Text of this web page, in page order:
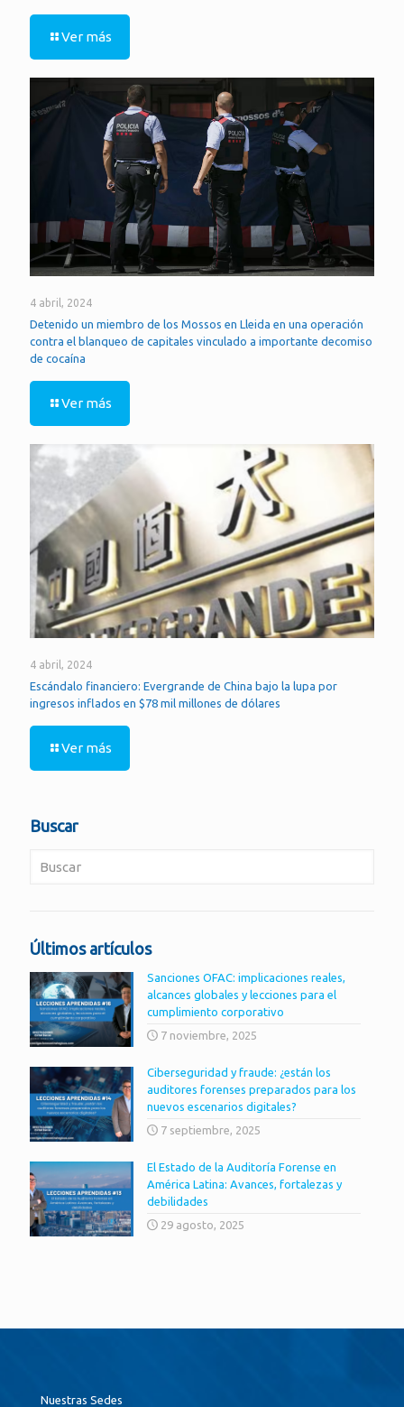
Ver más
4 abril, 2024
Detenido un miembro de los Mossos en Lleida en una operación
contra el blanqueo de capitales vinculado a importante decomiso
de cocaína
Ver más
4 abril, 2024
Escándalo financiero: Evergrande de China bajo la lupa por
ingresos inflados en $78 mil millones de dólares
Ver más
Buscar
Últimos artículos
Sanciones OFAC: implicaciones reales,
alcances globales y lecciones para el
cumplimiento corporativo
7 noviembre, 2025
Ciberseguridad y fraude: ¿están los
auditores forenses preparados para los
nuevos escenarios digitales?
7 septiembre, 2025
El Estado de la Auditoría Forense en
América Latina: Avances, fortalezas y
debilidades
29 agosto, 2025
Nuestras Sedes